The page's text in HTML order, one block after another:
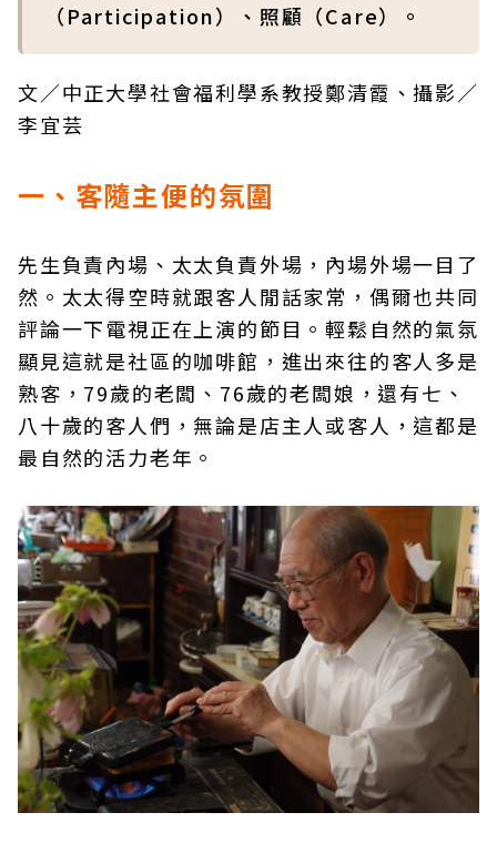
（Participation）、照顧（Care）。
文／中正大學社會福利學系教授鄭清霞、攝影／
李宜芸
一、客隨主便的氛圍
先生負責內場、太太負責外場，內場外場一目了
然。太太得空時就跟客人閒話家常，偶爾也共同
評論一下電視正在上演的節目。輕鬆自然的氣氛
顯見這就是社區的咖啡館，進出來往的客人多是
熟客，79歲的老闆、76歲的老闆娘，還有七、
八十歲的客人們，無論是店主人或客人，這都是
最自然的活力老年。